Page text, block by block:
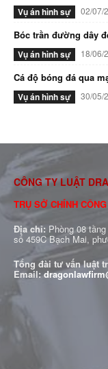
Vụ án hình sự 02/07/
Bóc trần đường dây
Vụ án hình sự 18/06/
Cá độ bóng đá qua
Vụ án hình sự 30/05/
CÔNG TY LUẬT
TRỤ SỞ CHÍNH
Địa chỉ: Phòng 08
số 459C Bạch Mai,
Tổng đài tư vấn luật
Email: